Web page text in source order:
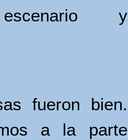
y
fueron bien.
a la parte